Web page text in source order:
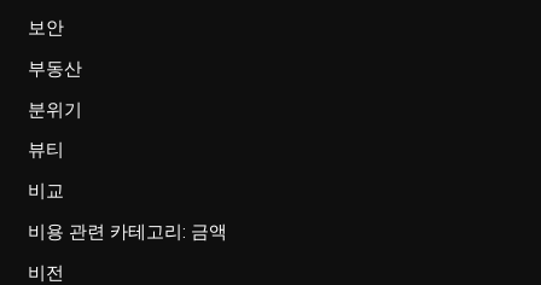
보안
부동산
분위기
뷰티
비교
비용 관련 카테고리: 금액
비전